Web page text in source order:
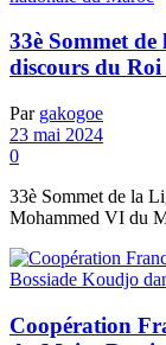
33è Sommet
discours du
Par gakogoe
23 mai 2024
0
33è Sommet de la
Mohammed VI du
Coopération